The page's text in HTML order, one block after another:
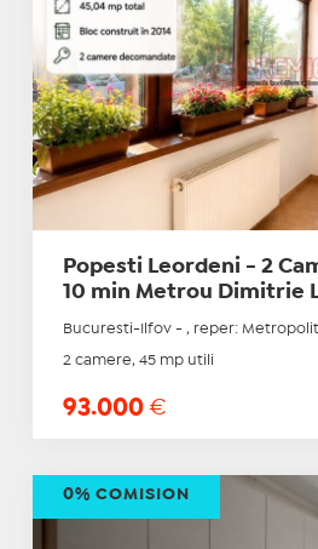
Popesti Leordeni - 2
10 min Metrou Dimitrie
Bucuresti-Ilfov - , reper:
2 camere, 45 mp utili
93.000 €
0% COMISION